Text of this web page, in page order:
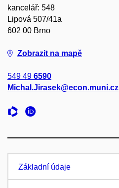
kancelář: 548
Lipová 507/41a
602 00 Brno
Zobrazit na mapě
549 49 6590
Michal.Jirasek@econ.muni.cz
Základní údaje